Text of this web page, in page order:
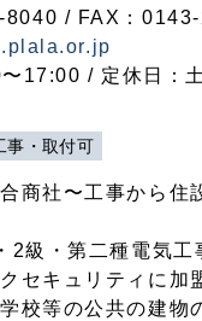
8040 / FAX：
17:00 / 定休日：
事・取付可
商社〜工事から住
2級・第二種電気工
セキュリティに加
校等の公共の建物